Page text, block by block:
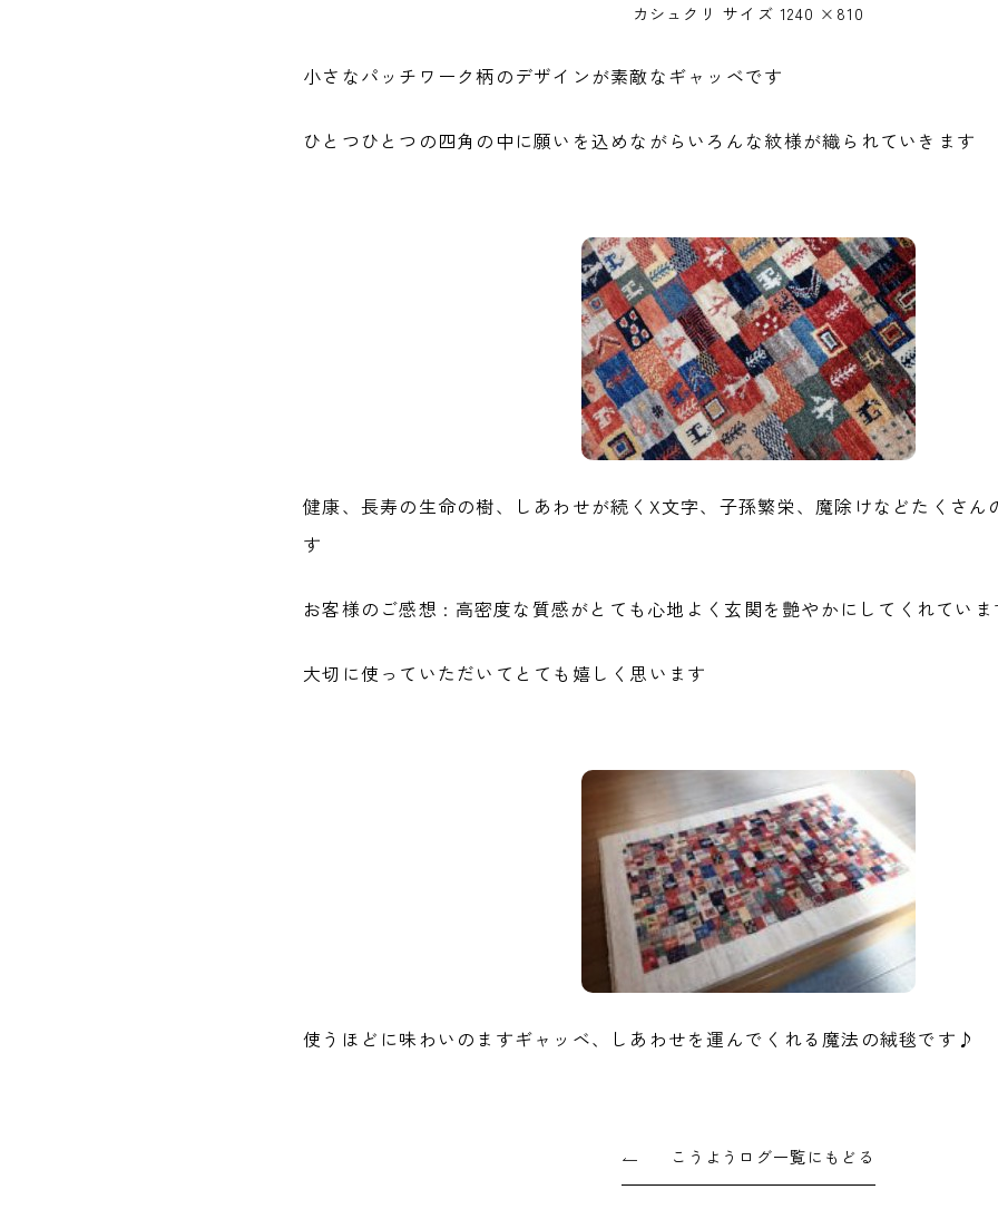
カシュクリ サイズ 1240 ×810
小さなパッチワーク柄のデザインが素敵なギャッベです
ひとつひとつの四角の中に願いを込めながらいろんな紋様が織られていきます
健康、長寿の生命の樹、しあわせが続くX文字、子孫繁栄、魔除けなどたくさん
す
お客様のご感想 : 高密度な質感がとても心地よく玄関を艶やかにしてくれていま
大切に使っていただいてとても嬉しく思います
使うほどに味わいのますギャッベ、しあわせを運んでくれる魔法の絨毯です♪
こうようログ一覧にもどる